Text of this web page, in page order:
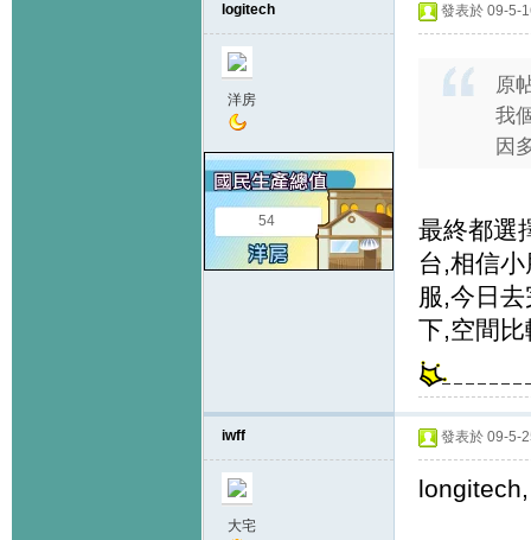
logitech
洋房
54
發表於 09-5-
原
我
因
最終都選
台,相信
服,今日
下,空間
iwff
大宅
發表於 09-5-
longitech,